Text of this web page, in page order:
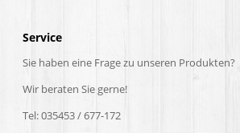
Service
Sie haben eine Frage zu unseren Produkten?
Wir beraten Sie gerne!
Tel: 035453 / 677-172